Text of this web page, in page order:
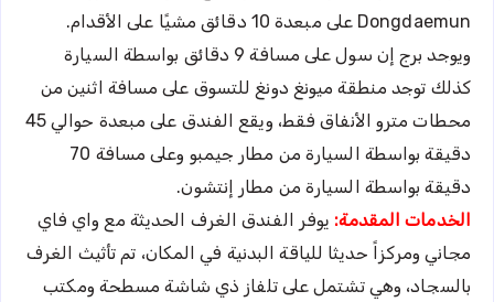
Dongdaemun على مبعدة 10 دقائق مشيًا على الأقدام.
ويوجد برج إن سول على مسافة 9 دقائق بواسطة السيارة
كذلك توجد منطقة ميونغ دونغ للتسوق على مسافة اثنين من
محطات مترو الأنفاق فقط، ويقع الفندق على مبعدة حوالي 45
دقيقة بواسطة السيارة من مطار جيمبو وعلى مسافة 70
دقيقة بواسطة السيارة من مطار إنتشون.
الخدمات المقدمة: يوفر الفندق الغرف الحديثة مع واي فاي
مجاني ومركزاً حديثا للياقة البدنية في المكان، تم تأثيث الغرف
بالسجاد، وهي تشتمل على تلفاز ذي شاشة مسطحة ومكتب